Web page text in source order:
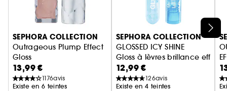
Ignorer le carrousel produits
SEPHORA COLLECTION
Outrageous Plump Effect
Gloss
Gloss Repulpant
13,99 €
1176avis
Existe en 6 teintes
SEPHORA COLLECTION
GLOSSED ICY SHINE
Gloss à lèvres brillance effet
12,99 €
126avis
Existe en 4 teintes